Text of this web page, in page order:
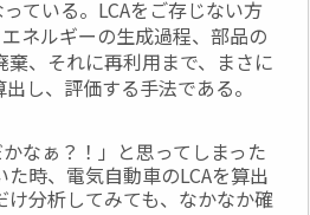
ている。LCAをご存じない方
ネルギーの生成過程、部品の
、それに再利用まで、まさに
し、評価する手法である。
なぁ？！」と思ってしまった
時、電気自動車のLCAを算出
分析してみても、なかなか確